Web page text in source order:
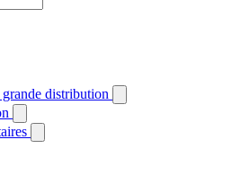
distribution